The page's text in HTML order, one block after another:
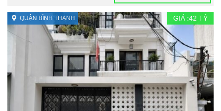
QUẬN BÌNH THẠNH GIÁ :42 TỶ